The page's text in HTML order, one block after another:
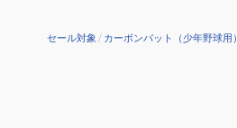
セール対象 / カーボンバット（少年野球用）